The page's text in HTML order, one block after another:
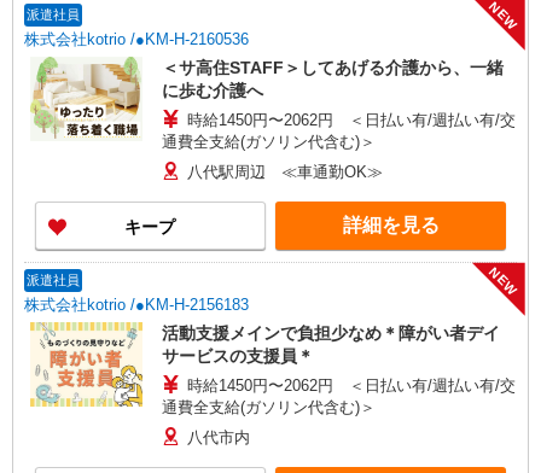
派遣社員
株式会社kotrio /●KM-H-2160536
NEW
＜サ高住STAFF＞してあげる介護から、一緒
に歩む介護へ
時給1450円〜2062円 ＜日払い有/週払い有/交
通費全支給(ガソリン代含む)＞
八代駅周辺 ≪車通勤OK≫
キープ 詳細を見る
派遣社員
株式会社kotrio /●KM-H-2156183
NEW
活動支援メインで負担少なめ＊障がい者デイ
サービスの支援員＊
時給1450円〜2062円 ＜日払い有/週払い有/交
通費全支給(ガソリン代含む)＞
八代市内